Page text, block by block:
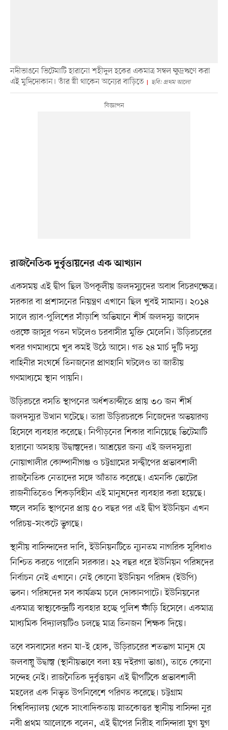
নদীভাঙনে ভিটেমাটি হারানো শহীদুল হকের একমাত্র সম্বল ক্ষুদ্রঋণে করা
এই মুদিদোকান। তাঁর স্ত্রী থাকেন অন্যের বাড়িতে
ছবি: প্রথম আলো
রাজনৈতিক দুর্বৃত্তায়নের এক আখ্যান
একসময় এই দ্বীপ ছিল উপকূলীয় জলদস্যুদের অবাধ বিচরণক্ষেত্র।
সরকার বা প্রশাসনের নিয়ন্ত্রণ এখানে ছিল খুবই সামান্য। ২০১৪
সালে র‌্যাব-পুলিশের সাঁড়াশি অভিযানে শীর্ষ জলদস্যু জাসেদ
ওরফে জাসুর পতন ঘটলেও চরবাসীর মুক্তি মেলেনি। উড়িরচরের
খবর গণমাধ্যমে খুব কমই উঠে আসে। গত ২৪ মার্চ দুটি দস্যু
বাহিনীর সংঘর্ষে তিনজনের প্রাণহানি ঘটলেও তা জাতীয়
গণমাধ্যমে স্থান পায়নি।
উড়িরচরে বসতি স্থাপনের অর্ধশতাব্দীতে প্রায় ৩০ জন শীর্ষ
জলদস্যুর উত্থান ঘটেছে। তারা উড়িরচরকে নিজেদের অভয়ারণ্য
হিসেবে ব্যবহার করেছে। নিপীড়নের শিকার বানিয়েছে ভিটেমাটি
হারানো অসহায় উদ্বাস্তুদের। আশ্রয়ের জন্য এই জলদস্যুরা
নোয়াখালীর কোম্পানীগঞ্জ ও চট্টগ্রামের সন্দ্বীপের প্রভাবশালী
রাজনৈতিক নেতাদের সঙ্গে আঁতাত করেছে। এমনকি ভোটের
রাজনীতিতেও শিকড়বিহীন এই মানুষদের ব্যবহার করা হয়েছে।
ফলে বসতি স্থাপনের প্রায় ৫০ বছর পর এই দ্বীপ ইউনিয়ন এখন
পরিচয়–সংকটে ভুগছে।
স্থানীয় বাসিন্দাদের দাবি, ইউনিয়নটিতে ন্যূনতম নাগরিক সুবিধাও
নিশ্চিত করতে পারেনি সরকার। ২২ বছর ধরে ইউনিয়ন পরিষদের
নির্বাচন নেই এখানে। নেই কোনো ইউনিয়ন পরিষদ (ইউপি)
ভবন। পরিষদের সব কার্যক্রম চলে দোকানপাটে। ইউনিয়নের
একমাত্র স্বাস্থ্যকেন্দ্রটি ব্যবহার হচ্ছে পুলিশ ফাঁড়ি হিসেবে। একমাত্র
মাধ্যমিক বিদ্যালয়টিও চলছে মাত্র তিনজন শিক্ষক দিয়ে।
তবে বসবাসের ধরন যা–ই হোক, উড়িরচরের শতভাগ মানুষ যে
জলবায়ু উদ্বাস্তু (স্থানীয়ভাবে বলা হয় দইরগা ভাঙা), তাতে কোনো
সন্দেহ নেই। রাজনৈতিক দুর্বৃত্তায়ন এই দ্বীপটিকে প্রভাবশালী
মহলের এক নিভৃত উপনিবেশে পরিণত করেছে। চট্টগ্রাম
বিশ্ববিদ্যালয় থেকে সাংবাদিকতায় স্নাতকোত্তর স্থানীয় বাসিন্দা নুর
নবী প্রথম আলোকে বলেন, এই দ্বীপের নিরীহ বাসিন্দারা যুগ যুগ